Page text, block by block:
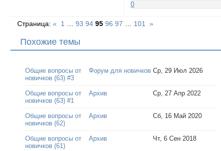
0
Страница:« 1 93 94 95 96 97 101 »
Похожие темы
Общие вопросы от
новичков (63) #3
Форум для новичков Ср, 29 Июл 2026
Общие вопросы от
новичков (63) #1
Архив Ср, 27 Апр 2022
Общие вопросы от
новичков (62)
Архив Сб, 16 Май 2020
Общие вопросы от
новичков (61)
Архив Чт, 6 Сен 2018